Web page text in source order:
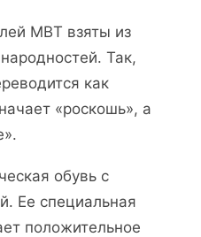
MBT взяты из
Так,
как
«роскошь», а
обувь с
Ее специальная
положительное